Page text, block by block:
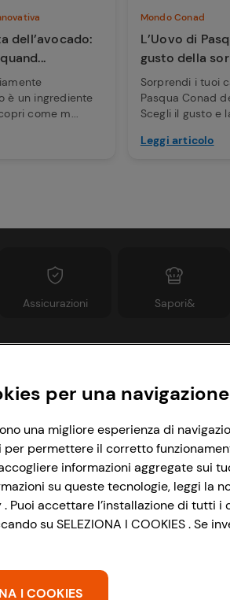
dell’avocado:
è un ingrediente
come m...
Mondo Conad
L’Uovo di
gusto della
Sorprendi i tuoi
Pasqua Conad
Scegli il gusto e
Leggi articolo
Assicurazioni Sapori&
BOLOGNA
Imprese
per una
una migliore esperienza di
permettere il corretto
informazioni aggregate sui
su queste tecnologie, leggi la
. Puoi accettare l’installazione di tutti
su SELEZIONA I COOKIES . Se
I COOKIES